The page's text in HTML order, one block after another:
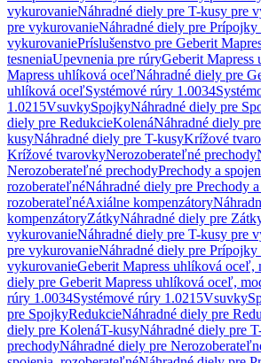
vykurovanieNáhradné diely pre T-kusy pre
pre vykurovanieNáhradné diely pre Prípojky
vykurovaniePríslušenstvo pre Geberit
tesneniaUpevnenia pre rúryGeberit
Mapress uhlíková oceľNáhradné diely pre
uhlíková oceľSystémové rúry 1.0034
1.0215VsuvkySpojkyNáhradné diely pre
diely pre RedukcieKolenáNáhradné diely
kusyNáhradné diely pre T-kusyKrížové
Krížové tvarovkyNerozoberateľné prechody
Nerozoberateľné prechodyPrechody a
rozoberateľnéNáhradné diely pre Prechody
rozoberateľnéAxiálne kompenzátory
kompenzátoryZátkyNáhradné diely pre
vykurovanieNáhradné diely pre T-kusy pre
pre vykurovanieNáhradné diely pre Prípojky
vykurovanieGeberit Mapress uhlíková oceľ,
diely pre Geberit Mapress uhlíková oceľ,
rúry 1.0034Systémové rúry 1.0215Vsuvky
pre SpojkyRedukcieNáhradné diely pre
diely pre KolenáT-kusyNáhradné diely pre
prechodyNáhradné diely pre